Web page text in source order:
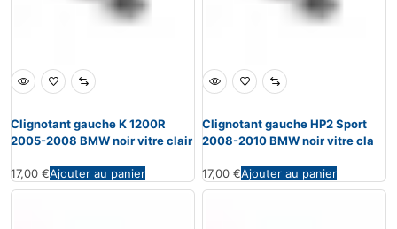
Clignotant gauche K 1200R
2005-2008 BMW noir vitre clair
17,00 €Ajouter au panier
Clignotant gauche HP2 Sport
2008-2010 BMW noir vitre cla
17,00 €Ajouter au panier